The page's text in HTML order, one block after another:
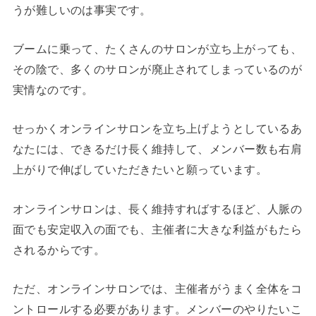
うが難しいのは事実です。
ブームに乗って、たくさんのサロンが立ち上がっても、
その陰で、多くのサロンが廃止されてしまっているのが
実情なのです。
せっかくオンラインサロンを立ち上げようとしているあ
なたには、できるだけ長く維持して、メンバー数も右肩
上がりで伸ばしていただきたいと願っています。
オンラインサロンは、長く維持すればするほど、人脈の
面でも安定収入の面でも、主催者に大きな利益がもたら
されるからです。
ただ、オンラインサロンでは、主催者がうまく全体をコ
ントロールする必要があります。メンバーのやりたいこ